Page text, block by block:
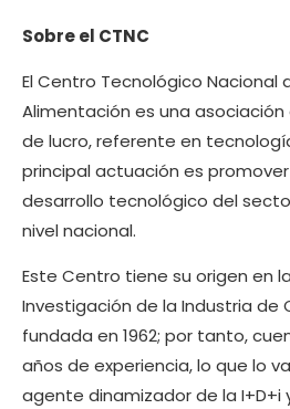
Sobre el CTNC
El Centro Tecnológico Nacional
Alimentación es una asociación
de lucro, referente en
principal actuación es
desarrollo tecnológico del
nivel nacional.
Este Centro tiene su origen en
Investigación de la Industria de
fundada en 1962; por tanto,
años de experiencia, lo que lo
agente dinamizador de la I+D+i